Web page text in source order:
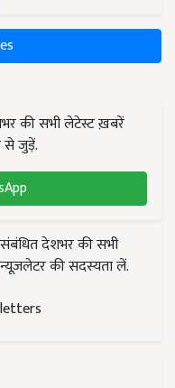
की सभी लेटेस्ट ख़बरें
से जुड़ें.
देशभर की सभी
की सदस्यता लें.